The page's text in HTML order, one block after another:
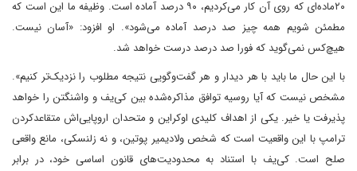
۲۰ماده‌ای که روی آن کار می‌کردیم، ۹۰ درصد آماده است. وظیفه ما این است که
مطمئن شویم همه چیز صد درصد آماده می‌شود». او افزود: «آسان نیست.
هیچ‌کس نمی‌گوید که فورا صد درصد درست خواهد شد.‌
با این حال ما باید با هر دیدار و هر گفت‌وگویی نتیجه مطلوب را نزدیک‌تر کنیم».
مشخص نیست که آیا روسیه توافق مذاکره‌شده بین کی‌یف و واشنگتن را خواهد
پذیرفت یا خیر. یکی از اهداف کلیدی اوکراین و متحدان اروپایی‌اش متقاعدکردن
ترامپ با این واقعیت است که شخص ولادیمیر پوتین، و نه زلنسکی، مانع واقعی
صلح است. کی‌یف با استناد به محدودیت‌های قانون اساسی خود، در برابر